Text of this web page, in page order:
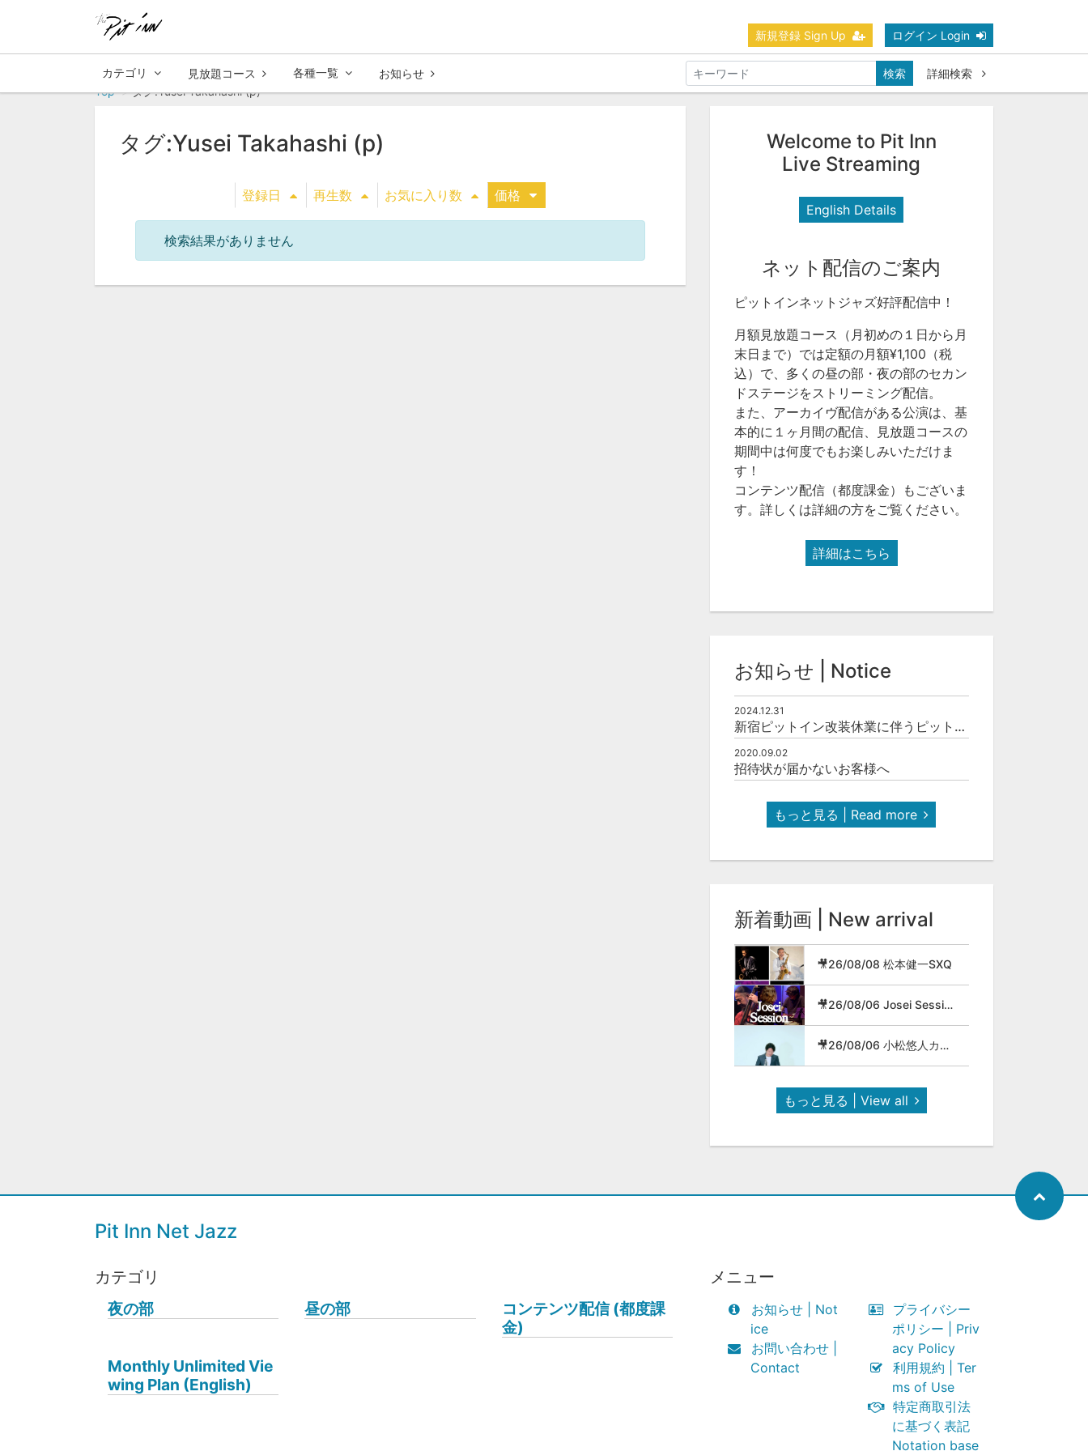
新規登録 Sign Up ログイン Login
カテゴリ 見放題コース 各種一覧 お知らせ 検索
詳細検索
Top
タグ:Yusei Takahashi (p)
タグ:Yusei Takahashi (p)
登録日 再生数 お気に入り数 価格
検索結果がありません
Welcome to Pit Inn
Live Streaming
English Details
ネット配信のご案内
ピットインネットジャズ好評配信中！
月額見放題コース（月初めの１日から月
末日まで）では定額の月額¥1,100（税
込）で、多くの昼の部・夜の部のセカン
ドステージをストリーミング配信。
また、アーカイヴ配信がある公演は、基
本的に１ヶ月間の配信、見放題コースの
期間中は何度でもお楽しみいただけま
す！
コンテンツ配信（都度課金）もございま
す。詳しくは詳細の方をご覧ください。
詳細はこちら
お知らせ | Notice
2024.12.31
新宿ピットイン改装休業に伴うピットインネットジャズのご案内
2020.09.02
招待状が届かないお客様へ
もっと見る | Read more
新着動画 | New arrival
🎥26/08/08 松本健一SXQ
🎥26/08/06 Josei Session
🎥26/08/06 小松悠人カルテット
もっと見る | View all
Pit Inn Net Jazz
カテゴリ
夜の部
昼の部
コンテンツ配信 (都度課
金)
Monthly Unlimited Vie
wing Plan (English)
メニュー
お知らせ | Not
ice
お問い合わせ |
Contact
プライバシー
ポリシー | Priv
acy Policy
利用規約 | Ter
ms of Use
特定商取引法
に基づく表記
Notation base